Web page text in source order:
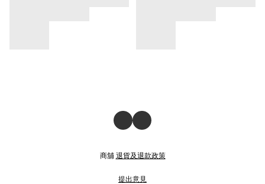
商舖 退貨及退款政策
提出意見